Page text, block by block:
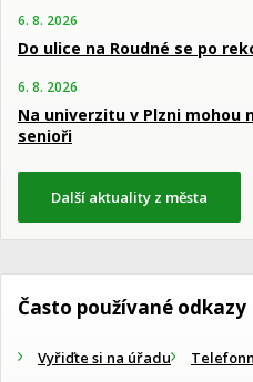
6. 8. 2026
Do ulice na Roudné se po
6. 8. 2026
Na univerzitu v Plzni
senioři
Další aktuality z města
Často používané odkazy
Vyřiďte si na úřadu